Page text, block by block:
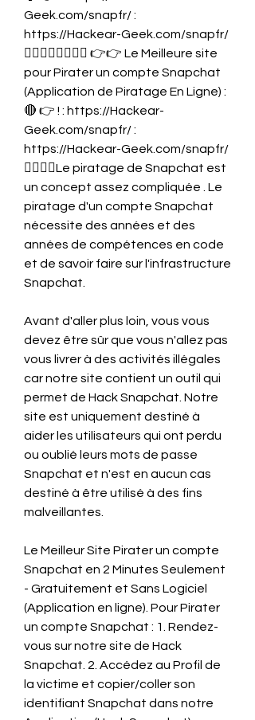
Geek.com/snapfr/ :
https://Hackear-Geek.com/snapfr/
👈🏻👈🏻👉🏻👉🏻 👉👉 Le Meilleure site
pour Pirater un compte Snapchat
(Application de Piratage En Ligne) :
🔴 👉 ! : https://Hackear-
Geek.com/snapfr/ :
https://Hackear-Geek.com/snapfr/
👈🏻👈🏻Le piratage de Snapchat est
un concept assez compliquée . Le
piratage d'un compte Snapchat
nécessite des années et des
années de compétences en code
et de savoir faire sur l'infrastructure
Snapchat.
Avant d'aller plus loin, vous vous
devez être sûr que vous n'allez pas
vous livrer à des activités illégales
car notre site contient un outil qui
permet de Hack Snapchat. Notre
site est uniquement destiné à
aider les utilisateurs qui ont perdu
ou oublié leurs mots de passe
Snapchat et n'est en aucun cas
destiné à être utilisé à des fins
malveillantes.
Le Meilleur Site Pirater un compte
Snapchat en 2 Minutes Seulement
- Gratuitement et Sans Logiciel
(Application en ligne). Pour Pirater
un compte Snapchat : 1. Rendez-
vous sur notre site de Hack
Snapchat. 2. Accédez au Profil de
la victime et copier/coller son
identifiant Snapchat dans notre